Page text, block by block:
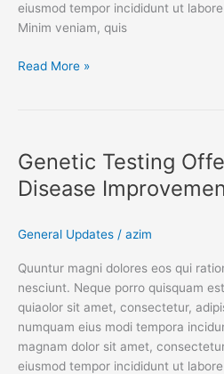
eiusmod tempor incididunt ut
Minim veniam, quis
Read More »
Genetic Testing
Disease
General Updates / azim
Quuntur magni dolores eos qui
nesciunt. Neque porro quisquam
quiaolor sit amet, consectetur,
numquam eius modi tempora
magnam dolor sit amet,
eiusmod tempor incididunt ut
Offer
for
Heart
Improvement